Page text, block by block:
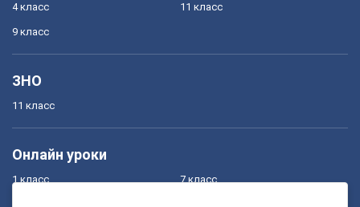
4 класс
9 класс
11 класс
ЗНО
11 класс
Онлайн уроки
1 класс 7 класс